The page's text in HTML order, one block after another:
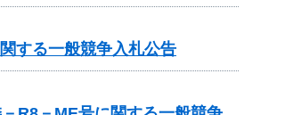
する一般競争入札公告